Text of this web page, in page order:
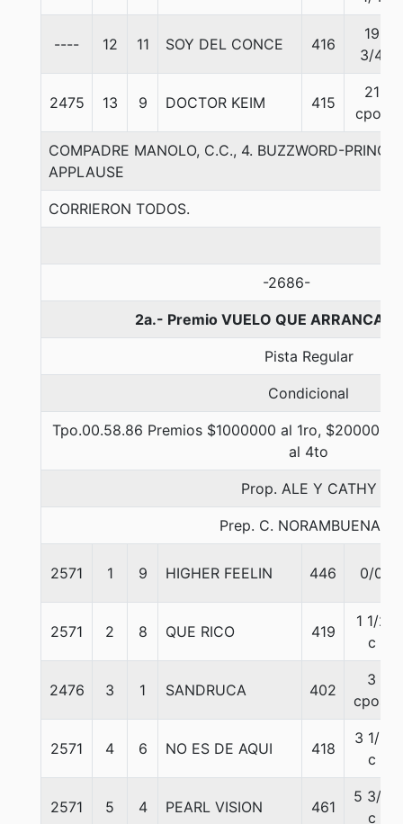
---- 12 11 SOY DEL CONCE 416
19
3/4
2475 13 9 DOCTOR KEIM 415
21
cpos
COMPADRE MANOLO, C.C., 4. BUZZWORD-
APPLAUSE
CORRIERON TODOS.
-2686-
2a.- Premio VUELO QUE ARRANCA,
Pista Regular
Condicional
Tpo.00.58.86 Premios $1000000 al 1ro, $200000
al 4to
Prop. ALE Y CATHY
Prep. C. NORAMBUENA B.
2571 1 9 HIGHER FEELIN 446 0/0
2571 2 8 QUE RICO 419
1 1/2
c
2476 3 1 SANDRUCA 402
3
cpos.
2571 4 6 NO ES DE AQUI 418
3 1/2
c
2571 5 4 PEARL VISION 461
5 3/4
c